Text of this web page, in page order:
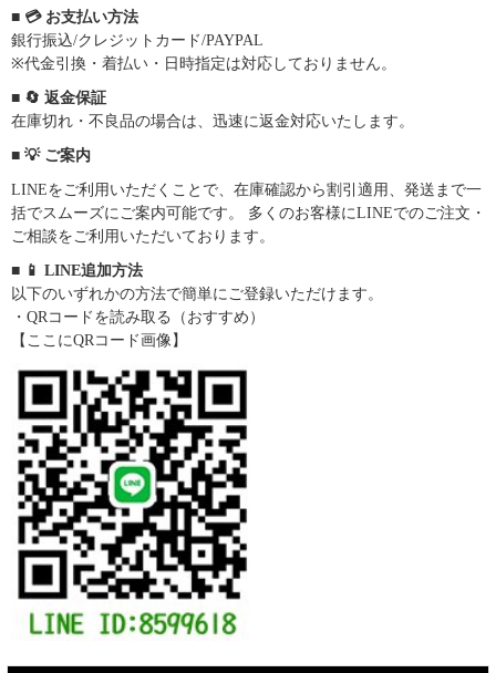
■ 💳 お支払い方法
銀行振込/クレジットカード/PAYPAL
※代金引換・着払い・日時指定は対応しておりません。
■ 🔄 返金保証
在庫切れ・不良品の場合は、迅速に返金対応いたします。
■ 💡 ご案内
LINEをご利用いただくことで、在庫確認から割引適用、発送まで一
括でスムーズにご案内可能です。 多くのお客様にLINEでのご注文・
ご相談をご利用いただいております。
■ 📱 LINE追加方法
以下のいずれかの方法で簡単にご登録いただけます。
・QRコードを読み取る（おすすめ）
【ここにQRコード画像】